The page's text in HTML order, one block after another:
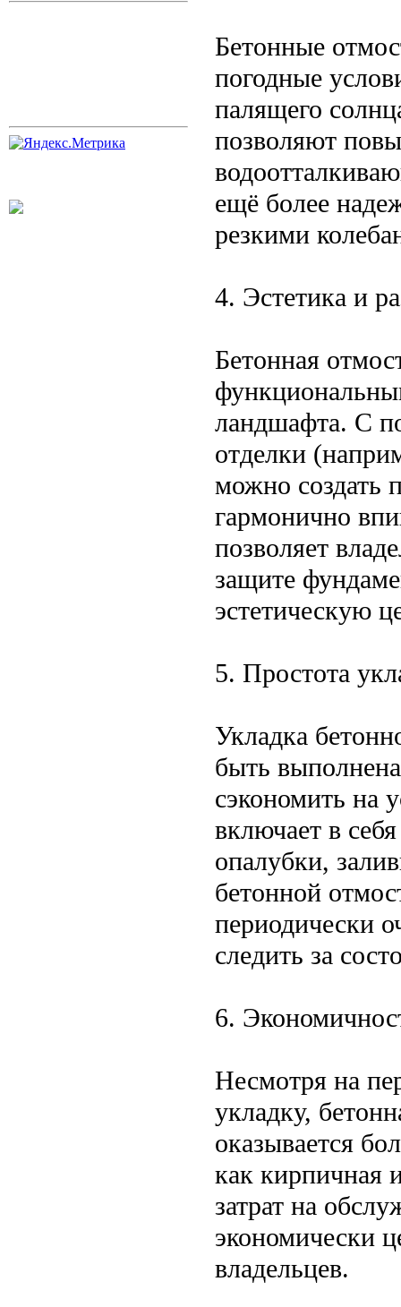
Бетонные
погодные
палящего
позволяют
ещё более
резкими
4. Эстетика и
Бетонная
ландшафта. С
отделки
можно создать
гармонично
позволяет
защите
эстетическую
5. Простота
Укладка
быть
сэкономить на
включает в
опалубки,
бетонной
периодически
следить за
6.
Несмотря на
укладку,
оказывается
как кирпичная
затрат на
экономически
владельцев.